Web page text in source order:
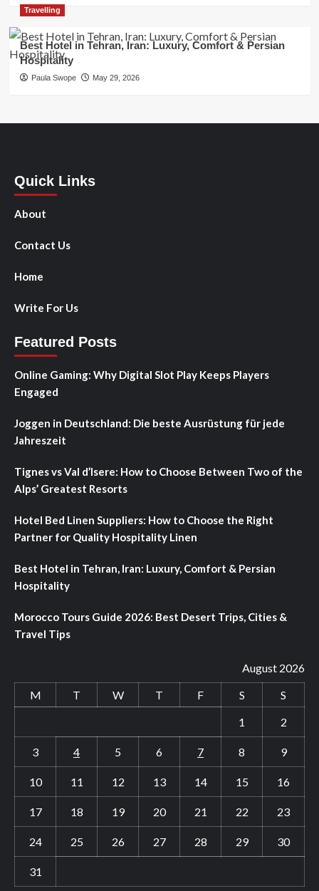
Travelling
Best Hotel in Tehran, Iran: Luxury, Comfort & Persian
Hospitality
Paula Swope May 29, 2026
Quick Links
About
Contact Us
Home
Write For Us
Featured Posts
Online Gaming: Why Digital Slot Play Keeps Players
Engaged
Joggen in Deutschland: Die beste Ausrüstung für jede
Jahreszeit
Tignes vs Val d’Isere: How to Choose Between Two of the
Alps’ Greatest Resorts
Hotel Bed Linen Suppliers: How to Choose the Right
Partner for Quality Hospitality Linen
Best Hotel in Tehran, Iran: Luxury, Comfort & Persian
Hospitality
Morocco Tours Guide 2026: Best Desert Trips, Cities &
Travel Tips
August 2026
M
T W T F S
S
1
2
3 4 5 6 7 8 9
10 11 12 13 14 15 16
17 18 19 20 21 22 23
24 25 26 27 28 29 30
31